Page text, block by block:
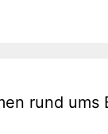
rund ums